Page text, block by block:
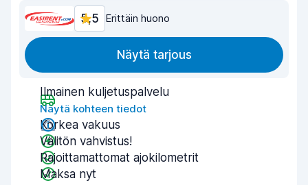
5,5 Erittäin huono
Näytä tarjous
Ilmainen kuljetuspalvelu
Näytä kohteen tiedot
Korkea vakuus
Välitön vahvistus!
Rajoittamattomat ajokilometrit
Maksa nyt